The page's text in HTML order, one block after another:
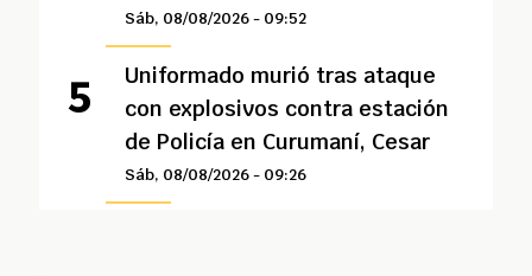
Sáb, 08/08/2026 - 09:52
Uniformado murió tras ataque
con explosivos contra estación
de Policía en Curumaní, Cesar
Sáb, 08/08/2026 - 09:26